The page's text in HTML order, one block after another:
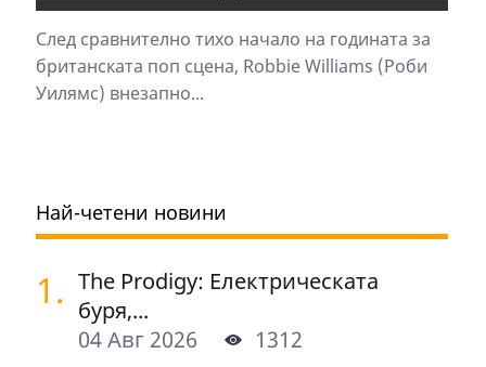
След сравнително тихо начало на годината за
британската поп сцена, Robbie Williams (Роби
Уилямс) внезапно...
Най-четени новини
1. The Prodigy: Електрическата
буря,...
04 Авг 2026
1312